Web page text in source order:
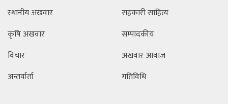
स्थानीय अखवार
कृषि अखवार
विचार
अन्तर्वार्ता
सहकारी साहित्य
सम्पादकीय
अखवार आवाज
गतिविधि